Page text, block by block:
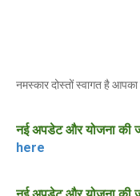
नमस्कार दोस्तों स्वागत है
नई अपडेट और योजना की
here